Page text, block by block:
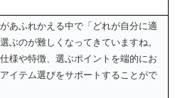
あふれかえる中で「どれが自分に適
ぶのが難しくなってきていますね。
様や特徴、選ぶポイントを端的にお
イテム選びをサポートすることがで